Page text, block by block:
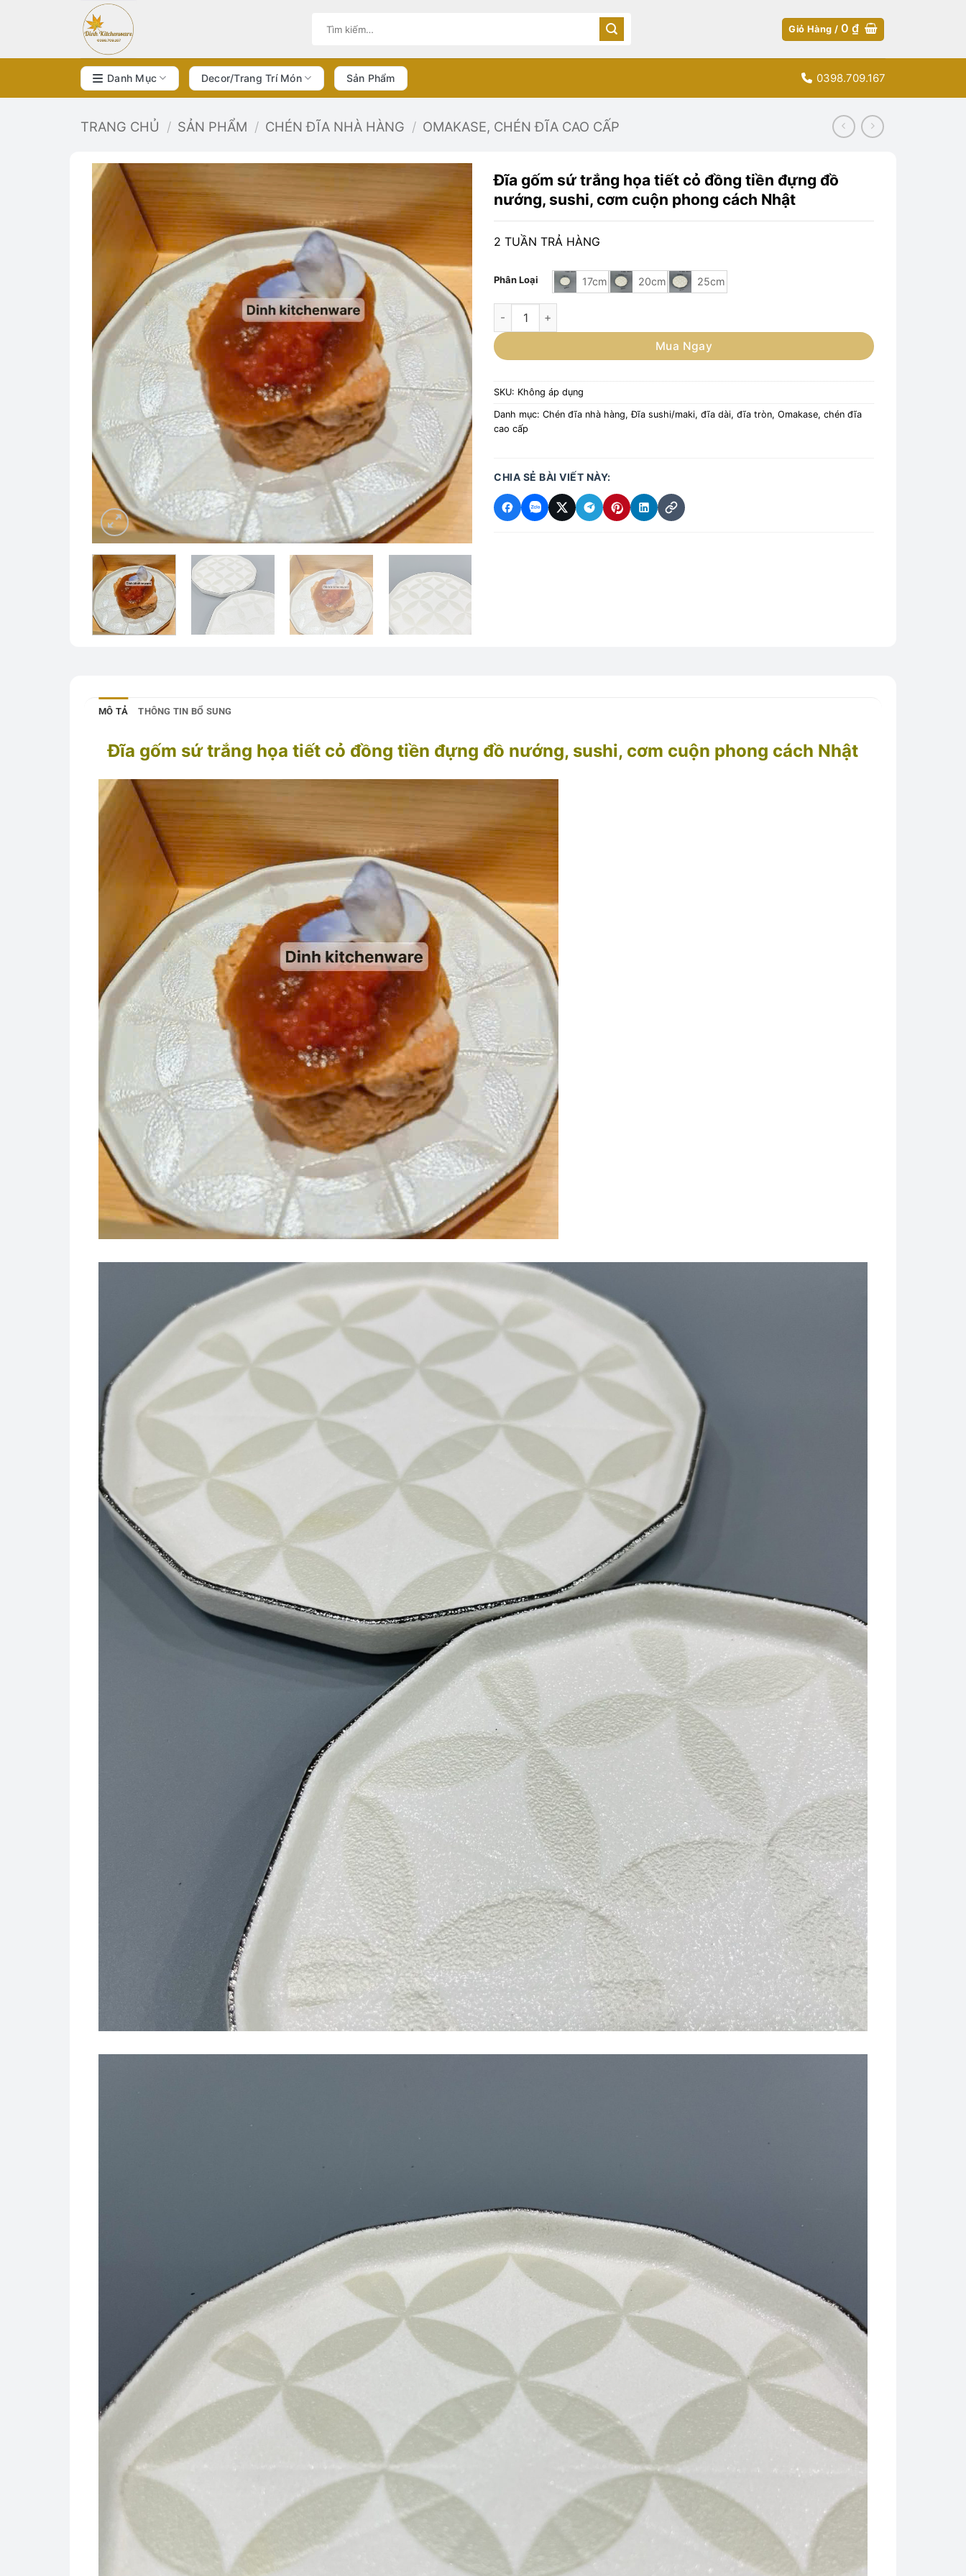
dung
Tìm
Giỏ Hàng / 0₫
Danh Mục Decor/Trang Trí Món Sản Phẩm 0398.709.167
TRANG CHỦ / SẢN PHẨM / CHÉN ĐĨA NHÀ HÀNG / OMAKASE, CHÉN ĐĨA CAO CẤP
Đĩa gốm sứ trắng họa tiết cỏ đồng tiền đựng đồ
nướng, sushi, cơm cuộn phong cách Nhật
2 TUẦN TRẢ HÀNG
Phân Loại 17cm 20cm 25cm
Đĩa gốm sứ trắng họa tiết cỏ đồng tiền đựng đồ nướng, sushi, cơm cuộn phong cách Nhật số
Mua Ngay
SKU: Không áp dụng
Danh mục: Chén đĩa nhà hàng,Đĩa sushi/maki, đĩa dài, đĩa tròn, Omakase, chén đĩa
cao cấp
CHIA SẺ BÀI VIẾT NÀY:
MÔ TẢ THÔNG TIN BỔ SUNG
Đĩa gốm sứ trắng họa tiết cỏ đồng tiền đựng đồ nướng, sushi, cơm cuộn phong cách Nhật